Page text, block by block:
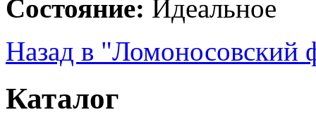
Состояние: Идеальное
Назад в
Каталог